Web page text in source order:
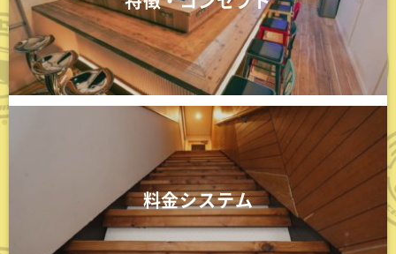
料金システム